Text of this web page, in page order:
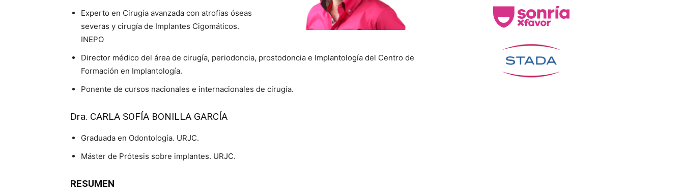
Experto en Cirugía avanzada con atrofias óseas
severas y cirugía de Implantes Cigomáticos.
INEPO
Director médico del área de cirugía, periodoncia, prostodoncia e Implantología del Centro de
Formación en Implantología.
Ponente de cursos nacionales e internacionales de cirugía.
Dra. CARLA SOFÍA BONILLA GARCÍA
Graduada en Odontología. URJC.
Máster de Prótesis sobre implantes. URJC.
RESUMEN